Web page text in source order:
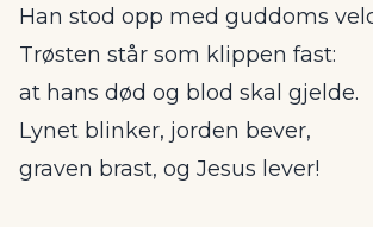
Han stod opp med guddoms
Trøsten står som klippen fast:
at hans død og blod skal gjelde.
Lynet blinker, jorden bever,
graven brast, og Jesus lever!